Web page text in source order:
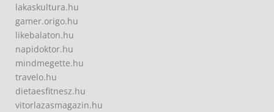
lakaskultura.hu
gamer.origo.hu
likebalaton.hu
napidoktor.hu
mindmegette.hu
travelo.hu
dietaesfitnesz.hu
vitorlazasmagazin.hu